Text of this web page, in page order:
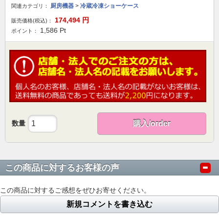
関連カテゴリ： 厨房機器 > 冷蔵冷凍ショーケース
販売価格(税込)： 174,494 円
ポイント： 1,586 Pt
数量 購入/order
この商品に対するお客様の声
この商品に対するご感想をぜひお寄せください。
新規コメントを書き込む